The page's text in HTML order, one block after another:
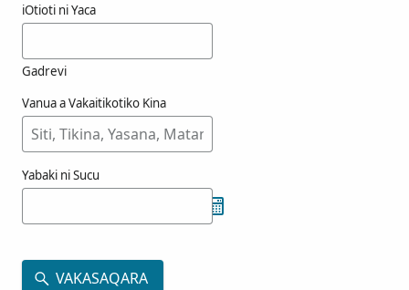
iOtioti ni Yaca
Gadrevi
Vanua a Vakaitikotiko Kina
Yabaki ni Sucu
VAKASAQARA